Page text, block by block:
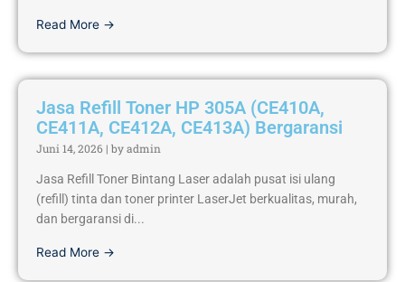
Read More →
Jasa Refill Toner HP 305A (CE410A,
CE411A, CE412A, CE413A) Bergaransi
Juni 14, 2026 | by admin
Jasa Refill Toner Bintang Laser adalah pusat isi ulang
(refill) tinta dan toner printer LaserJet berkualitas, murah,
dan bergaransi di...
Read More →